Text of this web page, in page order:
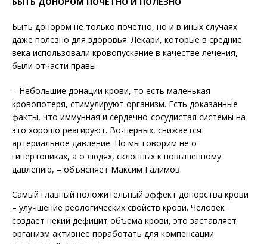
Быть донором не только почетно, но и в иных случаях
даже полезно для здоровья. Лекари, которые в средние
века использовали кровопускание в качестве лечения,
были отчасти правы.
– Небольшие донации крови, то есть маленькая
кровопотеря, стимулируют организм. Есть доказанные
факты, что иммунная и сердечно-сосудистая системы на
это хорошо реагируют. Во-первых, снижается
артериальное давление. Но мы говорим не о
гипертониках, а о людях, склонных к повышенному
давлению, – объясняет Максим Галимов.
Самый главный положительный эффект донорства крови
– улучшение реологических свойств крови. Человек
создает некий дефицит объема крови, это заставляет
организм активнее поработать для компенсации